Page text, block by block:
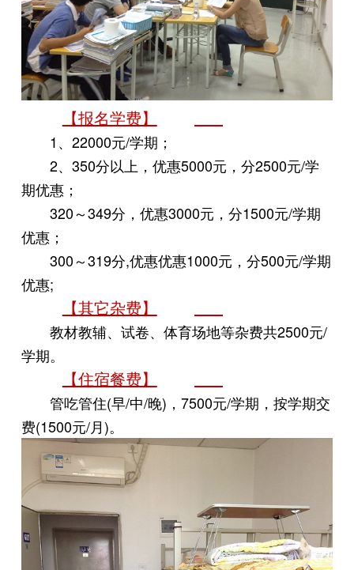
【报名学费】
1、22000元/学期；
2、350分以上，优惠5000元，分2500元/学
期优惠；
320～349分，优惠3000元，分1500元/学期
优惠；
300～319分,优惠优惠1000元，分500元/学期
优惠;
【其它杂费】
教材教辅、试卷、体育场地等杂费共2500元/
学期。
【住宿餐费】
管吃管住(早/中/晚)，7500元/学期，按学期交
费(1500元/月)。